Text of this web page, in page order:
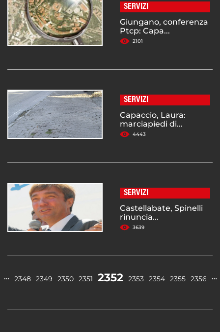
SERVIZI
Giungano, conferenza
Ptcp: Capa...
2101
SERVIZI
Capaccio, Laura:
marciapiedi di...
4443
SERVIZI
Castellabate, Spinelli
rinuncia...
3639
… 2348 2349 2350 2351 2352 2353 2354 2355 2356 …